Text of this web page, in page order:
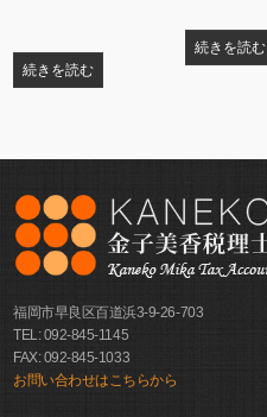
続きを読む
続きを読む
福岡市早良区百道浜3-9-26-703
TEL: 092-845-1145
FAX: 092-845-1033
お問い合わせはこちらから